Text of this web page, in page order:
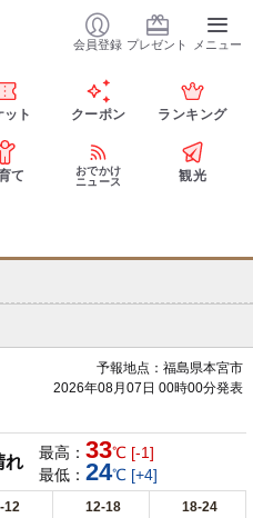
会員登録 プレゼント メニュー
ット クーポン ランキング
て
おでかけ
ニュース
観光
予報地点：福島県本宮市
2026年08月07日 00時00分発表
れ 最高： 33℃ [-1]
最低： 24℃ [+4]
12 12-18 18-24